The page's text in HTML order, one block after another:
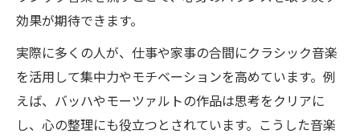
効果が期待できます。
実際に多くの人が、仕事や家事の合間にクラシック音楽
を活用して集中力やモチベーションを高めています。例
えば、バッハやモーツァルトの作品は思考をクリアに
し、心の整理にも役立つとされています。こうした音楽